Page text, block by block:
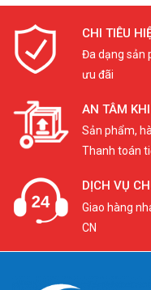
CHI TIÊU
Đa dạng sản
ưu đãi
AN TÂM
Sản phẩm,
Thanh toán
DỊCH VỤ
Giao hàng
CN